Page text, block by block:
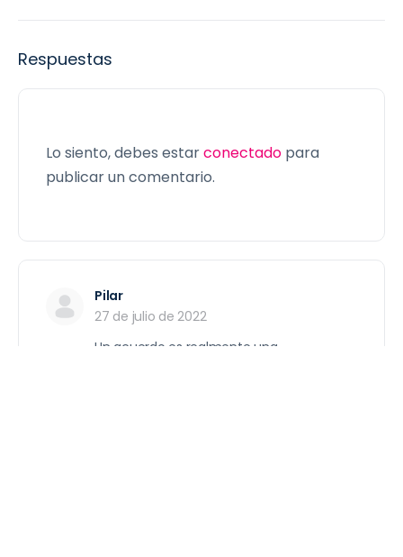
Respuestas
Lo siento, debes estarconectado para
publicar un comentario.
Pilar
27 de julio de 2022
Un acuerdo es realmente una